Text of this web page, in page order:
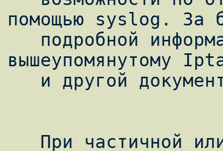
помощью syslog. За
вышеупомянутому